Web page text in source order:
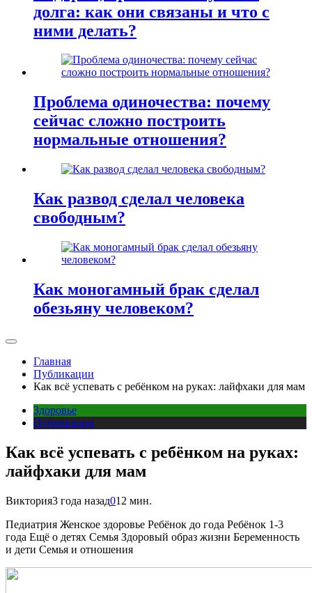
долга: как они связаны и что с
ними делать?
Проблема одиночества: почему
сейчас сложно построить
нормальные отношения?
Как развод сделал человека
свободным?
Как моногамный брак сделал
обезьяну человеком?
Главная
Публикации
Как всё успевать с ребёнком на руках: лайфхаки для мам
Здоровье
Публикации
Как всё успевать с ребёнком на руках:
лайфхаки для мам
Виктория3 года назад012 мин.
Педиатрия Женское здоровье Ребёнок до года Ребёнок 1-3
года Ещё о детях Семья Здоровый образ жизни Беременность
и дети Семья и отношения